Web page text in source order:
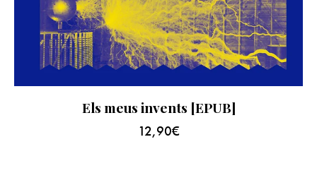
Els meus invents [EPUB]
12,90€